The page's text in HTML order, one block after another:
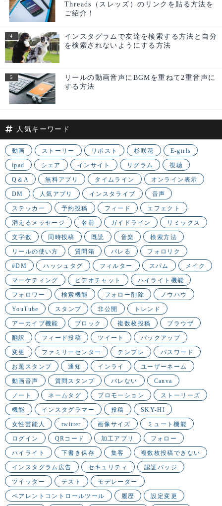
Threads（スレッズ）のリンクを貼る方法を
ご紹介！
インスタグラムで友達を検索する方法と自分
を検索されないようにする方法
リールの動画音声にBGMを重ねて2重音声に
する方法
人気キーワード
動画 ストーリー リポスト 杉咲花 E-girls
ipad シェア インサイト リグラム 視聴
Q＆A 無料アプリ タイムライン オンライン表示
DM 人気アプリ インスタライブ 音声
ステッカー 予約投稿 フィード エフェクト
消えるメッセージ 名前 ガイドライン リミックス
文字数 同時投稿 既読 音楽 検索方法
リールの使い方 質問箱 バレる フォロリク
#DM ハッシュタグ フィルター スパム メイク
マーケティング ビデオチャット ハイライト機能
フォロワー 検索機能 フォロー削除 ノウハウ
YouTube スタンプ 非公開 トレンド
アーカイブ機能 ブロック 複数枚投稿 ブラウザ
翻訳 フィード投稿 ツイート バックアップ
変更 ファミリーセンター テンプレ パスワード
お題スタンプ 通知 インライ ユーザーネーム
動画音声 質問スタンプ バレない Canva
ノート ネームタグ プロモーション ストーリーズ
機能 インスタグラマー 投稿 SKY-HI
女性芸能人 twitter 画像サイズ ミュート機能
ログイン QRコード 加工アプリ フォロー
ハイライト 下書き保存 集客 複数枚投稿できない
インスタグラム広告 セキュリティ 認証バッジ
ツイッター テスト モデレーター
ペアレントコントロールツール 履歴 設定変更